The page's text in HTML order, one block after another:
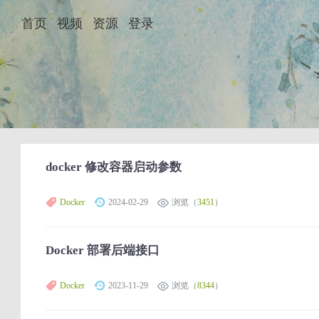
首页 视频 资源 登录
docker 修改容器启动参数
Docker 2024-02-29 浏览（3451）
Docker 部署后端接口
Docker 2023-11-29 浏览（8344）